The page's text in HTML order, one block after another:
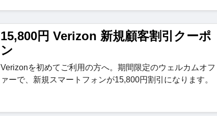
15,800円 Verizon 新規顧客割引クーポ
ン
Verizonを初めてご利用の方へ。期間限定のウェルカムオフ
ァーで、新規スマートフォンが15,800円割引になります。